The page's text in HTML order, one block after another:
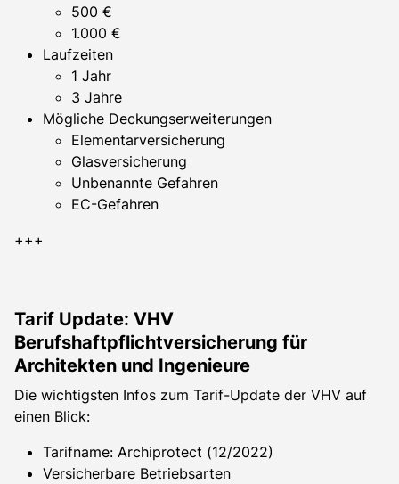
500 €
1.000 €
Laufzeiten
1 Jahr
3 Jahre
Mögliche Deckungserweiterungen
Elementarversicherung
Glasversicherung
Unbenannte Gefahren
EC-Gefahren
+++
Tarif Update: VHV
Berufshaftpflichtversicherung für
Architekten und Ingenieure
Die wichtigsten Infos zum Tarif-Update der VHV auf
einen Blick:
Tarifname: Archiprotect (12/2022)
Versicherbare Betriebsarten